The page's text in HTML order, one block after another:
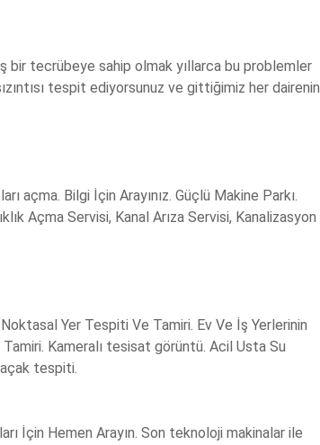
bir tecrübeye sahip olmak yıllarca bu problemler
tespit ediyorsunuz ve gittiğimiz her dairenin
açma. Bilgi İçin Arayınız. Güçlü Makine Parkı.
Açma Servisi, Kanal Arıza Servisi, Kanalizasyon
Yer Tespiti Ve Tamiri. Ev Ve İş Yerlerinin
Kameralı tesisat görüntü. Acil Usta Su
tespiti.
İçin Hemen Arayın. Son teknoloji makinalar ile